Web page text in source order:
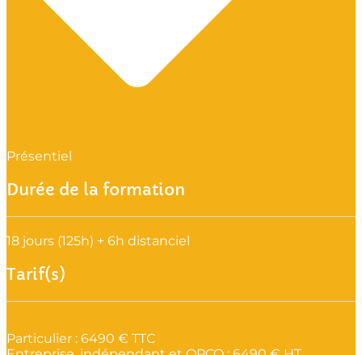
Présentiel
Durée de la formation
18 jours (125h) + 6h distanciel
Tarif(s)
Particulier : 6490 € TTC